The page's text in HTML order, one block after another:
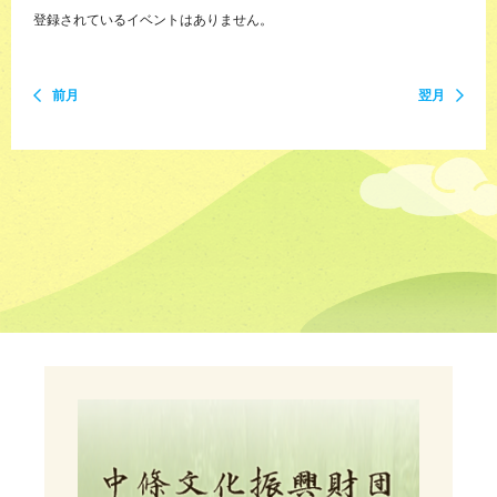
登録されているイベントはありません。
前月 翌月